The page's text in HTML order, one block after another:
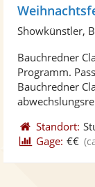
Showkünstler,
Bauchredner
Programm.
Bauchredner
Standort:
Gage: €€